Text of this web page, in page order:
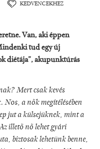
KEDVENCEKHEZ
Van, aki éppen
tud egy új
diétája”, akupunktúrás
Mert csak kevés
a nők megítélésében
jut a külsejüknek, mint a
illető nő lehet gyári
biztosak lehetünk benne,